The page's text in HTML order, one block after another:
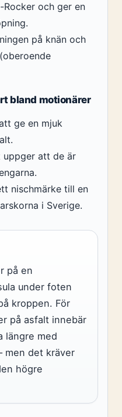
Rocker och ger en
på knän och
bland motionärer
ge en mjuk
uppger att de är
nischmärke till en
i Sverige.
på en
under foten
kroppen. För
på asfalt innebär
längre med
men det kräver
högre